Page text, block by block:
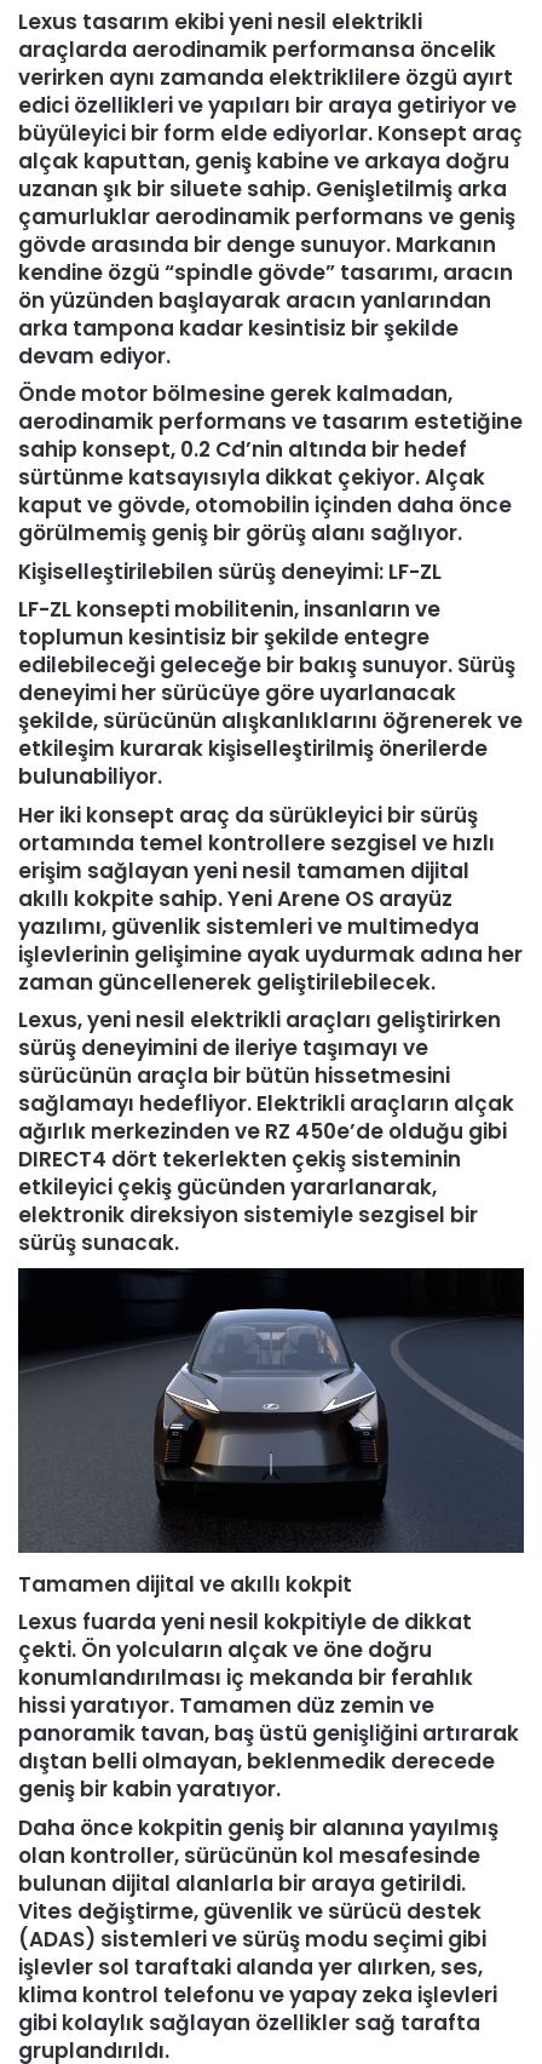
Lexus tasarım ekibi yeni nesil elektrikli
araçlarda aerodinamik performansa öncelik
verirken aynı zamanda elektriklilere özgü ayırt
edici özellikleri ve yapıları bir araya getiriyor ve
büyüleyici bir form elde ediyorlar. Konsept araç
alçak kaputtan, geniş kabine ve arkaya doğru
uzanan şık bir siluete sahip. Genişletilmiş arka
çamurluklar aerodinamik performans ve geniş
gövde arasında bir denge sunuyor. Markanın
kendine özgü “spindle gövde” tasarımı, aracın
ön yüzünden başlayarak aracın yanlarından
arka tampona kadar kesintisiz bir şekilde
devam ediyor.
Önde motor bölmesine gerek kalmadan,
aerodinamik performans ve tasarım estetiğine
sahip konsept, 0.2 Cd’nin altında bir hedef
sürtünme katsayısıyla dikkat çekiyor. Alçak
kaput ve gövde, otomobilin içinden daha önce
görülmemiş geniş bir görüş alanı sağlıyor.
Kişiselleştirilebilen sürüş deneyimi: LF-ZL
LF-ZL konsepti mobilitenin, insanların ve
toplumun kesintisiz bir şekilde entegre
edilebileceği geleceğe bir bakış sunuyor. Sürüş
deneyimi her sürücüye göre uyarlanacak
şekilde, sürücünün alışkanlıklarını öğrenerek ve
etkileşim kurarak kişiselleştirilmiş önerilerde
bulunabiliyor.
Her iki konsept araç da sürükleyici bir sürüş
ortamında temel kontrollere sezgisel ve hızlı
erişim sağlayan yeni nesil tamamen dijital
akıllı kokpite sahip. Yeni Arene OS arayüz
yazılımı, güvenlik sistemleri ve multimedya
işlevlerinin gelişimine ayak uydurmak adına her
zaman güncellenerek geliştirilebilecek.
Lexus, yeni nesil elektrikli araçları geliştirirken
sürüş deneyimini de ileriye taşımayı ve
sürücünün araçla bir bütün hissetmesini
sağlamayı hedefliyor. Elektrikli araçların alçak
ağırlık merkezinden ve RZ 450e’de olduğu gibi
DIRECT4 dört tekerlekten çekiş sisteminin
etkileyici çekiş gücünden yararlanarak,
elektronik direksiyon sistemiyle sezgisel bir
sürüş sunacak.
Tamamen dijital ve akıllı kokpit
Lexus fuarda yeni nesil kokpitiyle de dikkat
çekti. Ön yolcuların alçak ve öne doğru
konumlandırılması iç mekanda bir ferahlık
hissi yaratıyor. Tamamen düz zemin ve
panoramik tavan, baş üstü genişliğini artırarak
dıştan belli olmayan, beklenmedik derecede
geniş bir kabin yaratıyor.
Daha önce kokpitin geniş bir alanına yayılmış
olan kontroller, sürücünün kol mesafesinde
bulunan dijital alanlarla bir araya getirildi.
Vites değiştirme, güvenlik ve sürücü destek
(ADAS) sistemleri ve sürüş modu seçimi gibi
işlevler sol taraftaki alanda yer alırken, ses,
klima kontrol telefonu ve yapay zeka işlevleri
gibi kolaylık sağlayan özellikler sağ tarafta
gruplandırıldı.